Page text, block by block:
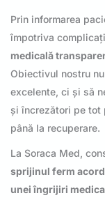
Prin informarea
împotriva
medicală
Obiectivul nostru
excelente, ci și să
și încrezători pe
până la recuperare.
La Soraca Med,
sprijinul ferm
unei îngrijiri